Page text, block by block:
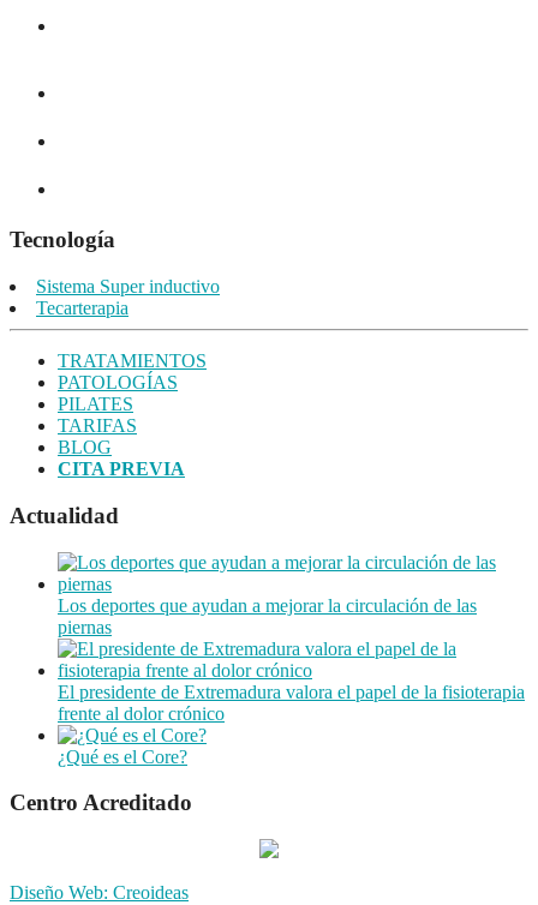
Tecnología
Sistema Super inductivo
Tecarterapia
TRATAMIENTOS
PATOLOGÍAS
PILATES
TARIFAS
BLOG
CITA PREVIA
Actualidad
Los deportes que ayudan a mejorar la circulación de las
piernas
El presidente de Extremadura valora el papel de la fisioterapia
frente al dolor crónico
¿Qué es el Core?
Centro Acreditado
Diseño Web: Creoideas